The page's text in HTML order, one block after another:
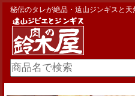
秘伝のタレが絶品・遠山ジンギスと天